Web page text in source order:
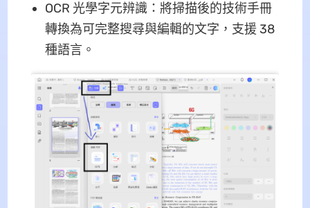
OCR 光學字元辨識：將掃描後的技術手冊
轉換為可完整搜尋與編輯的文字，支援 38
種語言。